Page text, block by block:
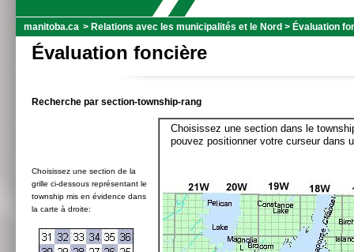
manitoba.ca > Relations avec les municipalités et le Nord > Évaluation
Évaluation foncière
Recherche par section-township-rang
Choisissez une section de la
grille ci-dessous représentant le
township mis en évidence dans
la carte à droite:
Choisissez une section dans le
pouvez positionner votre curseur dans